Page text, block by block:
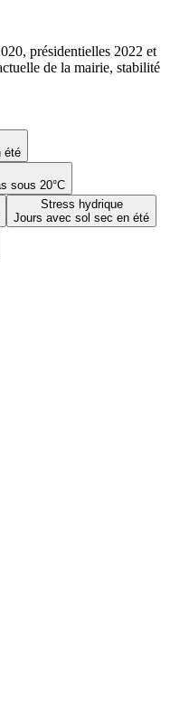
été
sous 20°C
Stress hydrique
Jours avec sol sec en été
présidentielles 2022 et
de la mairie, stabilité